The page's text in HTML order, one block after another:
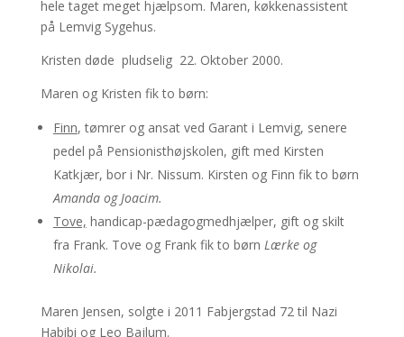
hele taget meget hjælpsom. Maren, køkkenassistent
på Lemvig Sygehus.
Kristen døde pludselig 22. Oktober 2000.
Maren og Kristen fik to børn:
Finn, tømrer og ansat ved Garant i Lemvig, senere
pedel på Pensionisthøjskolen, gift med Kirsten
Katkjær, bor i Nr. Nissum. Kirsten og Finn fik to børn
Amanda og Joacim.
Tove, handicap-pædagogmedhjælper, gift og skilt
fra Frank. Tove og Frank fik to børn Lærke og
Nikolai.
Maren Jensen, solgte i 2011 Fabjergstad 72 til Nazi
Habibi og Leo Bajlum.